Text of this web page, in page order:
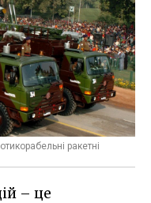
ракетні
– це